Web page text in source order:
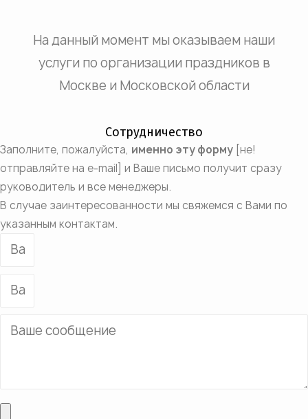
На данный момент мы оказываем наши
услуги по организации праздников в
Москве и Московской области
Сотрудничество
Заполните, пожалуйста, именно эту форму [не!
отправляйте на e-mail] и Ваше письмо получит сразу
руководитель и все менеджеры.
В случае заинтересованности мы свяжемся с Вами по
указанным контактам.